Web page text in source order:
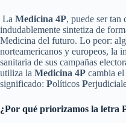
La Medicina 4P, puede ser tan
indudablemente sintetiza de
Medicina del futuro. Lo peor:
norteamericanos y europeos, la
sanitaria de sus campañas
utiliza la Medicina 4P cambia el
significado: Políticos P
¿Por qué priorizamos la letra